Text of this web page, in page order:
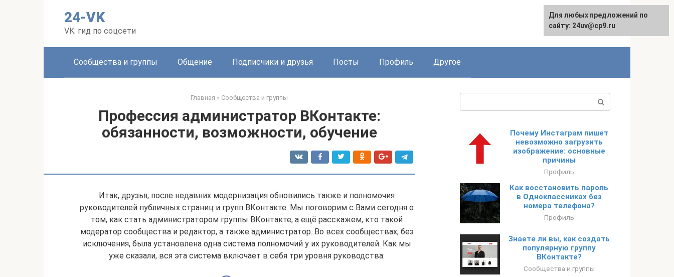
24-VK
VK: гид по соцсети
Сообщества и группы Общение Подписчики и друзья Посты Профиль Другое
Главная » Сообщества и группы
Профессия администратор ВКонтакте:
обязанности, возможности, обучение
Итак, друзья, после недавних модернизация обновились также и полномочия
руководителей публичных страниц и групп ВКонтакте. Мы поговорим с Вами сегодня о
том, как стать администратором группы ВКонтакте, а ещё расскажем, кто такой
модератор сообщества и редактор, а также администратор. Во всех сообществах, без
исключения, была установлена одна система полномочий у их руководителей. Как мы
уже сказали, вся эта система включает в себя три уровня руководства:
Почему Инстаграм пишет
невозможно загрузить
изображение: основные
причины
Профиль
Как восстановить пароль
в Одноклассниках без
номера телефона?
Профиль
Знаете ли вы, как создать
популярную группу
ВКонтакте?
Сообщества и группы
Для любых предложений по
сайту: 24uv@cp9.ru